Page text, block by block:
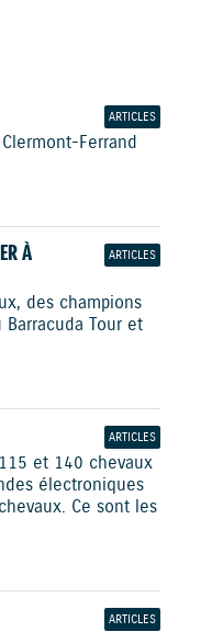
ARTICLES
Ferrand
ARTICLES
À
des champions
Tour et
ARTICLES
et 140 chevaux
électroniques
Ce sont les
ARTICLES